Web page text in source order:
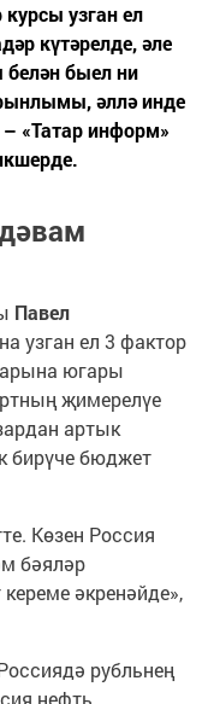
узган ел
күтәрелде, әле
быел ни
әллә инде
– «Татар информ»
Павел
узган ел 3 фактор
югары
җимерелүе
артык
бирүче бюджет
Көзен Россия
бәяләр
әкренәйде»,
рубльнең